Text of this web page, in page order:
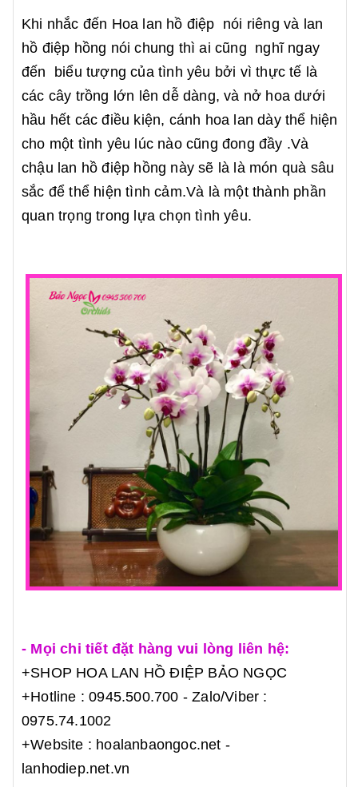
Khi nhắc đến Hoa lan hồ điệp nói riêng và lan
hồ điệp hồng nói chung thì ai cũng nghĩ ngay
đến biểu tượng của tình yêu bởi vì thực tế là
các cây trồng lớn lên dễ dàng, và nở hoa dưới
hầu hết các điều kiện, cánh hoa lan dày thể hiện
cho một tình yêu lúc nào cũng đong đầy .Và
chậu lan hồ điệp hồng này sẽ là là món quà sâu
sắc để thể hiện tình cảm.Và là một thành phần
quan trọng trong lựa chọn tình yêu.
- Mọi chi tiết đặt hàng vui lòng liên hệ:
+SHOP HOA LAN HỒ ĐIỆP BẢO NGỌC
+Hotline : 0945.500.700 - Zalo/Viber :
0975.74.1002
+Website : hoalanbaongoc.net -
lanhodiep.net.vn